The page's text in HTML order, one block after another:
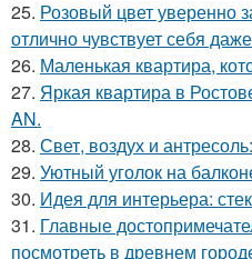
25. Розовый цвет уверенно
отлично чувствует себя
26. Маленькая квартира,
27. Яркая квартира в
AN.
28. Свет, воздух и
29. Уютный уголок на
30. Идея для интерьера:
31. Главные
посмотреть в древнем